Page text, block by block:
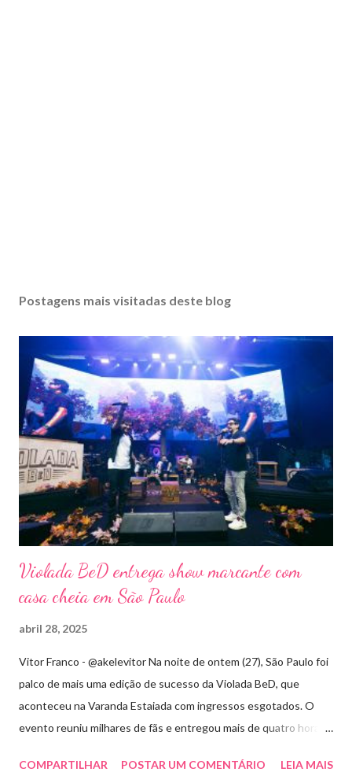
Postagens mais visitadas deste blog
Violada BeD entrega show marcante com
casa cheia em São Paulo
abril 28, 2025
Vitor Franco - @akelevitor Na noite de ontem (27), São Paulo foi
palco de mais uma edição de sucesso da Violada BeD, que
aconteceu na Varanda Estaiada com ingressos esgotados. O
evento reuniu milhares de fãs e entregou mais de quatro horas
de hits, Bruninho & Davi incendiaram o palco e contaram com
COMPARTILHAR POSTAR UM COMENTÁRIO LEIA MAIS